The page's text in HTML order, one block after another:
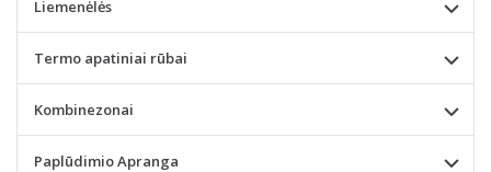
Liemenėlės
Termo apatiniai rūbai
Kombinezonai
Paplūdimio Apranga